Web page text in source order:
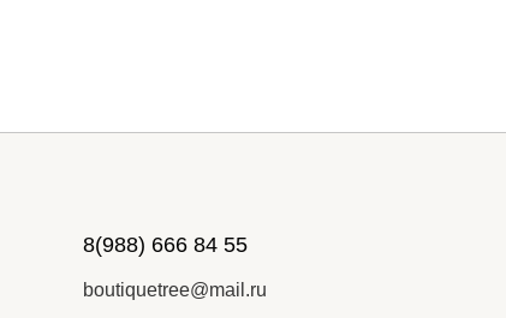
8(988) 666 84 55
boutiquetree@mail.ru